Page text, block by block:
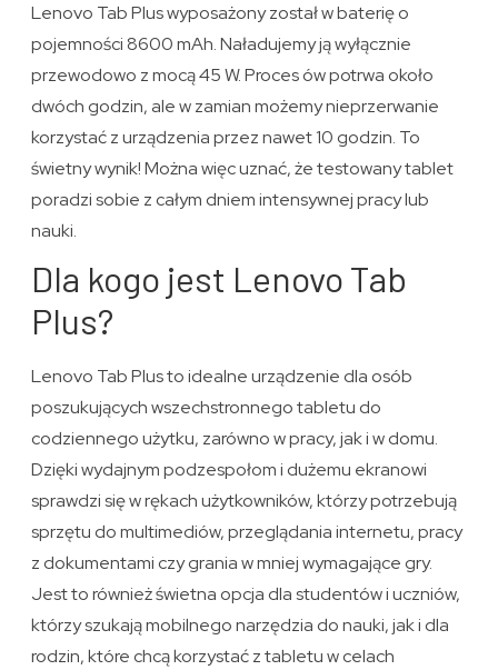
Lenovo Tab Plus wyposażony został w baterię o
pojemności 8600 mAh. Naładujemy ją wyłącznie
przewodowo z mocą 45 W. Proces ów potrwa około
dwóch godzin, ale w zamian możemy nieprzerwanie
korzystać z urządzenia przez nawet 10 godzin. To
świetny wynik! Można więc uznać, że testowany tablet
poradzi sobie z całym dniem intensywnej pracy lub
nauki.
Dla kogo jest Lenovo Tab
Plus?
Lenovo Tab Plus to idealne urządzenie dla osób
poszukujących wszechstronnego tabletu do
codziennego użytku, zarówno w pracy, jak i w domu.
Dzięki wydajnym podzespołom i dużemu ekranowi
sprawdzi się w rękach użytkowników, którzy potrzebują
sprzętu do multimediów, przeglądania internetu, pracy
z dokumentami czy grania w mniej wymagające gry.
Jest to również świetna opcja dla studentów i uczniów,
którzy szukają mobilnego narzędzia do nauki, jak i dla
rodzin, które chcą korzystać z tabletu w celach